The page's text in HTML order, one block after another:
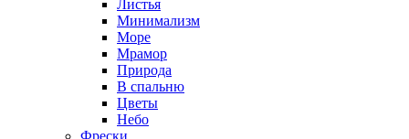
Листья
Минимализм
Море
Мрамор
Природа
В спальню
Цветы
Небо